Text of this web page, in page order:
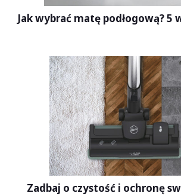
Jak wybrać matę podłogową? 5
Zadbaj o czystość i ochronę